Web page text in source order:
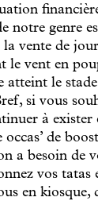
notre genre
vente de
le vent en
atteint le
si vous
à exister
de
a besoin de
vos tatas
en kiosque,